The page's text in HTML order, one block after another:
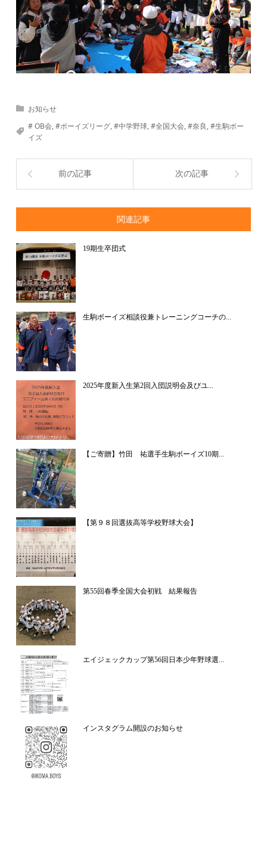
お知らせ
# OB会,#ボーイズリーグ,#中学野球,#全国大会,#奈良,#生駒ボー
イズ
前の記事 次の記事
関連記事
19期生卒団式
生駒ボーイズ相談役兼トレーニングコーチの...
2025年度新入生第2回入団説明会及びユ...
【ご寄贈】竹田 祐選手生駒ボーイズ10期...
【第９８回選抜高等学校野球大会】
第55回春季全国大会初戦 結果報告
エイジェックカップ第56回日本少年野球選...
インスタグラム開設のお知らせ